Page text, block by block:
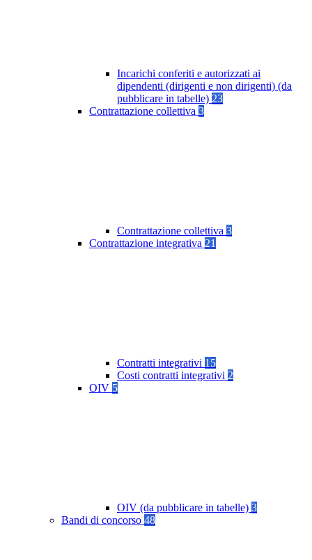
Incarichi conferiti e autorizzati ai
dipendenti (dirigenti e non dirigenti) (da
pubblicare in tabelle) 23
Contrattazione collettiva 3
Contrattazione collettiva 3
Contrattazione integrativa 21
Contratti integrativi 15
Costi contratti integrativi 2
OIV 5
OIV (da pubblicare in tabelle) 3
Bandi di concorso 48